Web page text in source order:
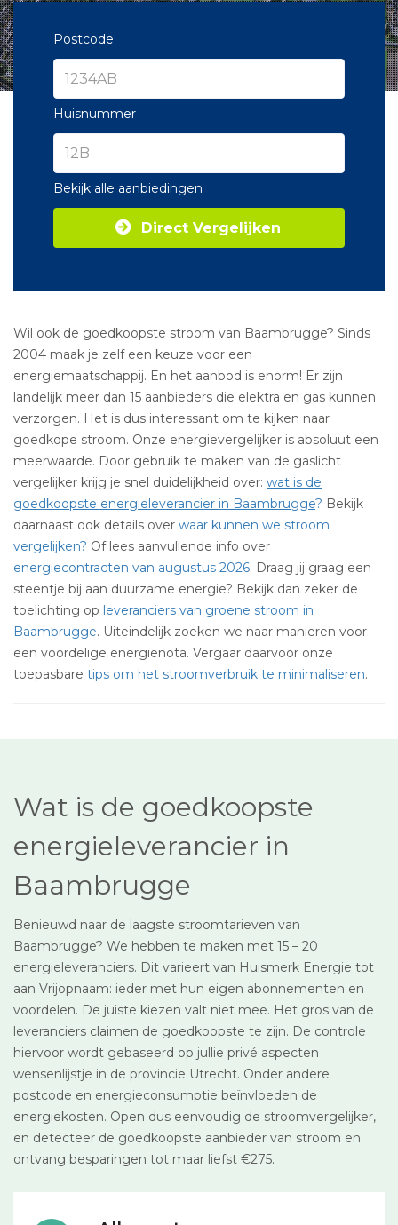
Postcode
Huisnummer
Bekijk alle aanbiedingen
Direct Vergelijken
Wil ook de goedkoopste stroom van Baambrugge? Sinds
2004 maak je zelf een keuze voor een
energiemaatschappij. En het aanbod is enorm! Er zijn
landelijk meer dan 15 aanbieders die elektra en gas kunnen
verzorgen. Het is dus interessant om te kijken naar
goedkope stroom. Onze energievergelijker is absoluut een
meerwaarde. Door gebruik te maken van de gaslicht
vergelijker krijg je snel duidelijkheid over: wat is de
goedkoopste energieleverancier in Baambrugge? Bekijk
daarnaast ook details over waar kunnen we stroom
vergelijken? Of lees aanvullende info over
energiecontracten van augustus 2026. Draag jij graag een
steentje bij aan duurzame energie? Bekijk dan zeker de
toelichting op leveranciers van groene stroom in
Baambrugge. Uiteindelijk zoeken we naar manieren voor
een voordelige energienota. Vergaar daarvoor onze
toepasbare tips om het stroomverbruik te minimaliseren.
Wat is de goedkoopste
energieleverancier in
Baambrugge
Benieuwd naar de laagste stroomtarieven van
Baambrugge? We hebben te maken met 15 – 20
energieleveranciers. Dit varieert van Huismerk Energie tot
aan Vrijopnaam: ieder met hun eigen abonnementen en
voordelen. De juiste kiezen valt niet mee. Het gros van de
leveranciers claimen de goedkoopste te zijn. De controle
hiervoor wordt gebaseerd op jullie privé aspecten
wensenlijstje in de provincie Utrecht. Onder andere
postcode en energieconsumptie beïnvloeden de
energiekosten. Open dus eenvoudig de stroomvergelijker,
en detecteer de goedkoopste aanbieder van stroom en
ontvang besparingen tot maar liefst €275.